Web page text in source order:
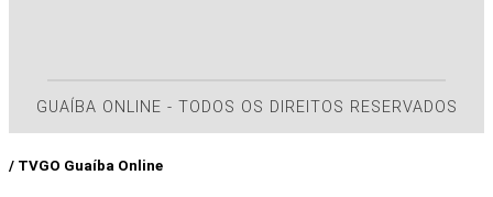
GUAÍBA ONLINE - TODOS OS DIREITOS RESERVADOS
/ TVGO Guaíba Online